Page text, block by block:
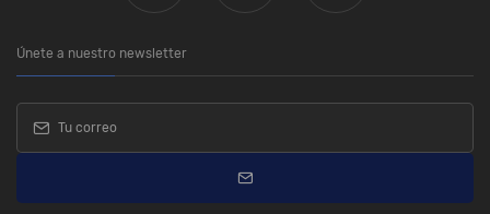
Únete a nuestro newsletter